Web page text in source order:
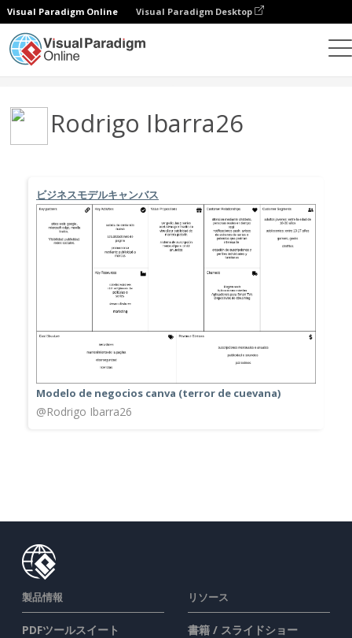
Visual Paradigm Online Visual Paradigm Desktop
Rodrigo Ibarra26
ビジネスモデルキャンバス
Modelo de negocios canva (terror de cuevana)
@Rodrigo Ibarra26
製品情報
PDFツールスイート
リソース
書籍 / スライドショー